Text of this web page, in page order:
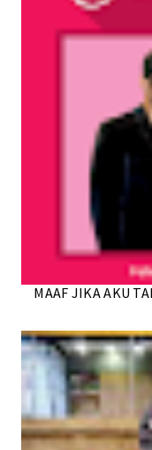
MAAF JIKA AKU